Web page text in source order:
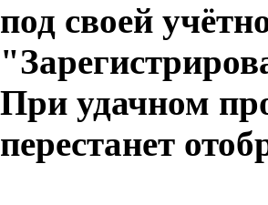
под своей
При удачном
перестанет